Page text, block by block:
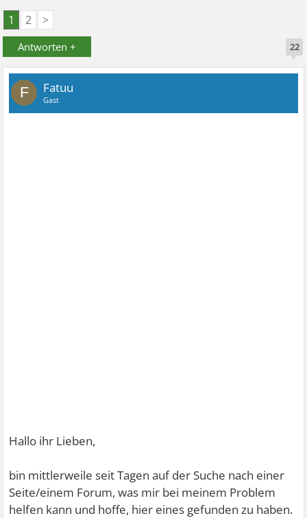
1
2 >
Antworten + 22
F Fatuu
Gast
Hallo ihr Lieben,
bin mittlerweile seit Tagen auf der Suche nach einer
Seite/einem Forum, was mir bei meinem Problem
helfen kann und hoffe, hier eines gefunden zu haben.